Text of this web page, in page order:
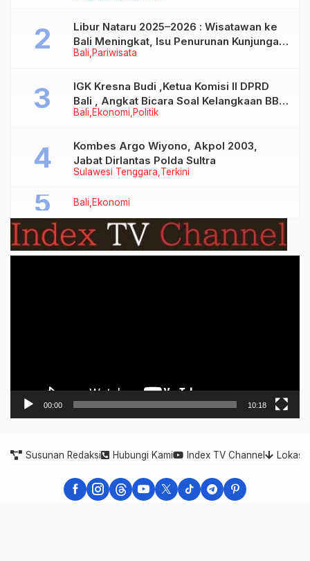
Bali Pariwisata
Libur Nataru 2025–2026 : Wisatawan ke
Bali Meningkat, Isu Penurunan Kunjungan
Tidak Benar
Bali Ekonomi Politik
IGK Kresna Budi ,Ketua Komisi II DPRD
Bali , Angkat Bicara Soal Kelangkaan BBM
Bersubsidi Jenis Solar
Sulawesi Tenggara Terkini
Kombes Argo Wiyono, Akpol 2003,
Jabat Dirlantas Polda Sultra
Bali Ekonomi
00:00 10:18
Susunan Redaksi Hubungi Kami Index TV Channel Lokasi